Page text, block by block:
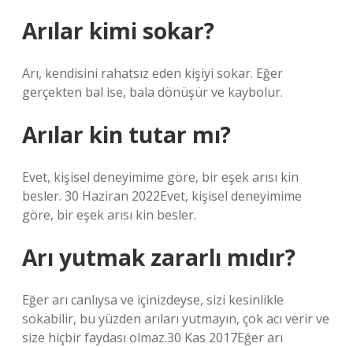
Arılar kimi sokar?
Arı, kendisini rahatsız eden kişiyi sokar. Eğer
gerçekten bal ise, bala dönüşür ve kaybolur.
Arılar kin tutar mı?
Evet, kişisel deneyimime göre, bir eşek arısı kin
besler. 30 Haziran 2022Evet, kişisel deneyimime
göre, bir eşek arısı kin besler.
Arı yutmak zararlı mıdır?
Eğer arı canlıysa ve içinizdeyse, sizi kesinlikle
sokabilir, bu yüzden arıları yutmayın, çok acı verir ve
size hiçbir faydası olmaz.30 Kas 2017Eğer arı